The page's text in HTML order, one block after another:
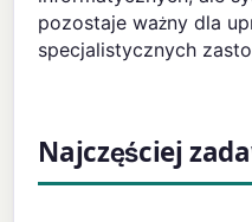
pozostaje ważny dla
specjalistycznych
Najczęściej